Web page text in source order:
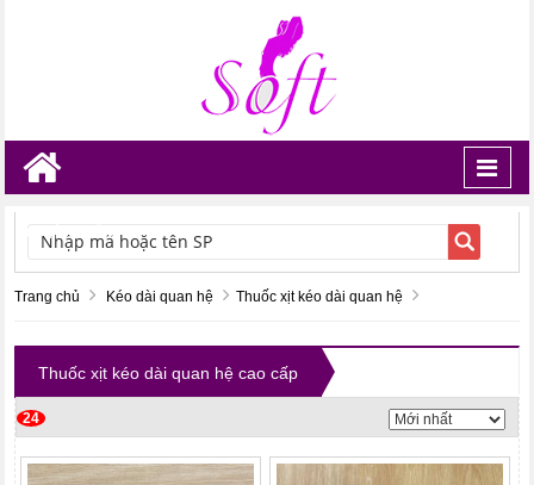
TÌM KIẾM
Trang chủ Kéo dài quan hệ Thuốc xịt kéo dài quan hệ
Thuốc xịt kéo dài quan hệ cao cấp
24